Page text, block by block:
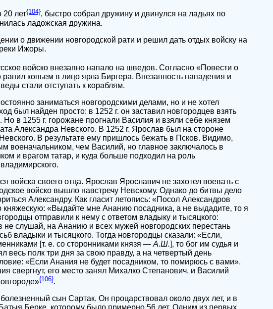
20 лет{104}, быстро собрал дружину и двинулся на ладьях по
ладожская дружина.
о движении новгородской рати и решил дать отдых войску на
Ижоры.
войско внезапно напало на шведов. Согласно «Повести о
копьем в лицо ярла Биргера. Внезапность нападения и
стали отступать к кораблям.
заниматься новгородскими делами, но и не хотел
был найден просто: в 1252 г. он заставил новгородцев взять
в 1255 г. горожане прогнали Василия и взяли себе князем
Александра Невского. В 1252 г. Ярослав был на стороне
В результате ему пришлось бежать в Псков. Видимо,
военачальником, чем Василий, но главное заключалось в
и врагом татар, и куда больше подходил на роль
войска своего отца. Ярослав Ярославич не захотел воевать с
войско вышло навстречу Невскому. Однако до битвы дело
Александру. Как гласит летопись: «Посол Александров
«Выдайте мне Ананию посадника, а не выдадите, то я
отправили к нему с ответом владыку и тысяцкого:
не слушай, на Ананию и всех мужей новгородских перестань
владыки и тысяцкого. Тогда новгородцы сказали: «Если,
[т. е. со сторонниками князя — А.Ш.], то бог им судья и
весь полк три дня за свою правду, а на четвертый день
«Если Анания не будет посадником, то помирюсь с вами».
свергнут, его место занял Михалко Степанович, и Василий
{106}.
сын Сартак. Он процарствовал около двух лет, и в